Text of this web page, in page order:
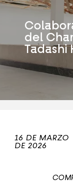
del
Tadashi
16 DE MARZO
DE 2026